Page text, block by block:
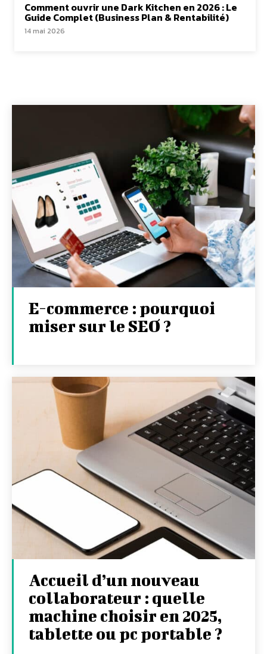
Comment ouvrir une Dark Kitchen en 2026 : Le
Guide Complet (Business Plan & Rentabilité)
14 mai 2026
E-commerce : pourquoi
miser sur le SEO ?
Accueil d’un nouveau
collaborateur : quelle
machine choisir en 2025,
tablette ou pc portable ?